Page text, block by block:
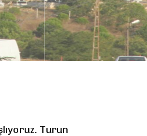
Turun